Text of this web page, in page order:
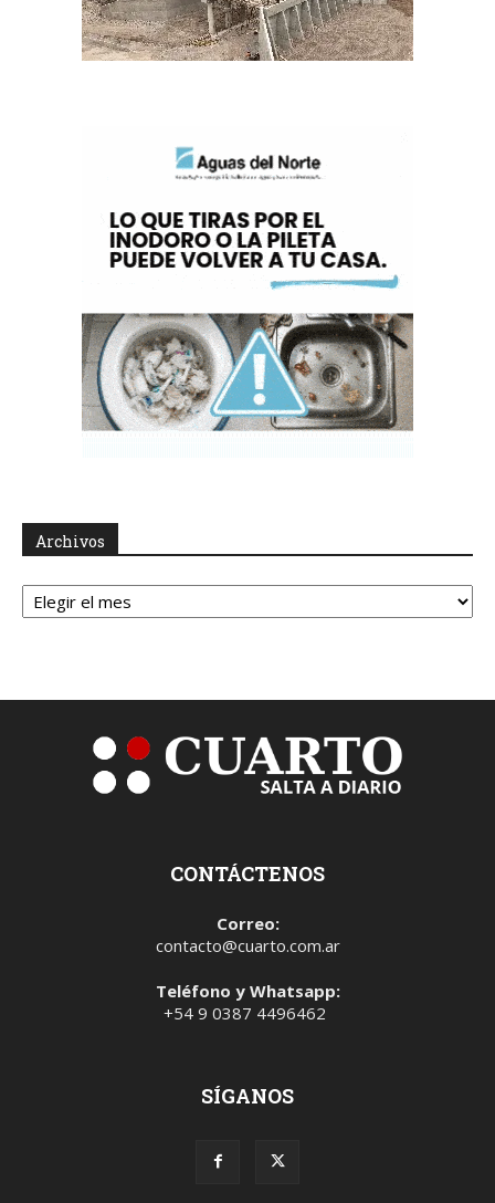
Archivos
Archivos
CONTÁCTENOS
Correo:
contacto@cuarto.com.ar
Teléfono y Whatsapp:
+54 9 0387 4496462
SÍGANOS